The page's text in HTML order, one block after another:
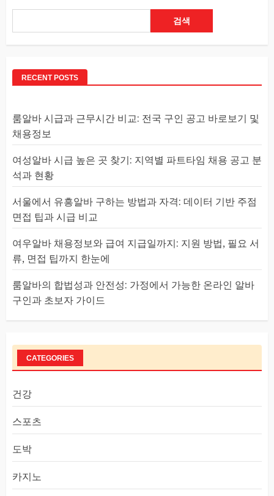
검색
RECENT POSTS
룸알바 시급과 근무시간 비교: 전국 구인 공고 바로보기 및
채용정보
여성알바 시급 높은 곳 찾기: 지역별 파트타임 채용 공고 분
석과 현황
서울에서 유흥알바 구하는 방법과 자격: 데이터 기반 주점
면접 팁과 시급 비교
여우알바 채용정보와 급여 지급일까지: 지원 방법, 필요 서
류, 면접 팁까지 한눈에
룸알바의 합법성과 안전성: 가정에서 가능한 온라인 알바
구인과 초보자 가이드
CATEGORIES
건강
스포츠
도박
카지노